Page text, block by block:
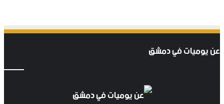
عن يوميات في دمشق